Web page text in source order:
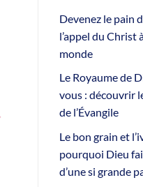
Devenez le pain
l’appel du Christ
monde
Le Royaume de
vous : découvrir
de l’Évangile
Le bon grain et
pourquoi Dieu
d’une si grande